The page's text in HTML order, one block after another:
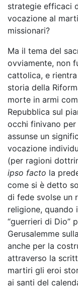
strategie efficaci
vocazione al
missionari?
Ma il tema del
ovviamente, non
cattolica, e
storia della
morte in armi
Repubblica sul
occhi finivano
assunse un
vocazione
(per ragioni
ipso facto la
come si è detto
di fede svolse un
religione,
“guerrieri di Dio”
Gerusalemme
anche per la
attraverso la
martiri gli eroi
ai santi del